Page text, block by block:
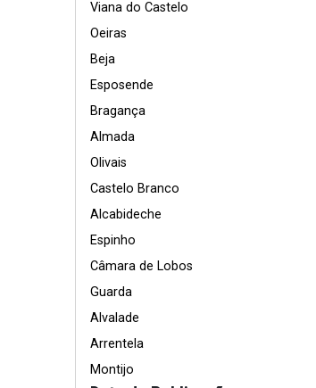
Viana do Castelo
Oeiras
Beja
Esposende
Bragança
Almada
Olivais
Castelo Branco
Alcabideche
Espinho
Câmara de Lobos
Guarda
Alvalade
Arrentela
Montijo